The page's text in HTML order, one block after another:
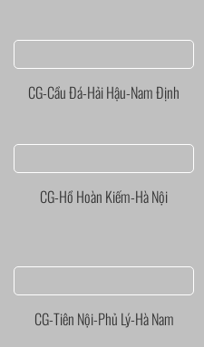
CG-Cầu Đá-Hải Hậu-Nam Định
CG-Hồ Hoàn Kiếm-Hà Nội
CG-Tiên Nội-Phủ Lý-Hà Nam